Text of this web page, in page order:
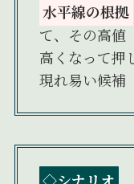
水平線の根拠
て、その高値
高くなって押
現れ易い候補